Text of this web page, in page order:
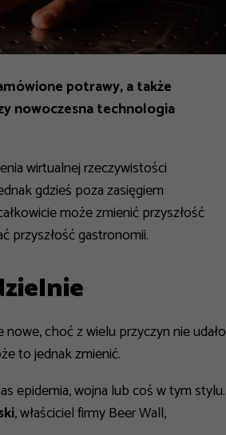
potrawy, a także
nowoczesna technologia
wirtualnej rzeczywistości
gdzieś poza zasięgiem
może zmienić przyszłość
przyszłość gastronomii.
choć z wielu przyczyn nie udało
to jednak zmienić.
epidemia, wojna lub coś w tym stylu.
, właściciel firmy Beer Wall,